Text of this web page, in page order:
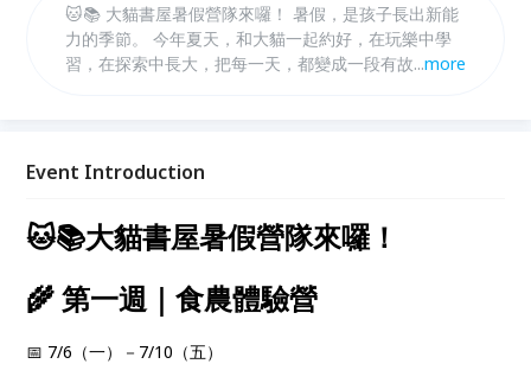
🐱📚 大貓書屋暑假營隊來囉！ 暑假，是孩子長出新能
力的季節。 今年夏天，和大貓一起約好，在玩樂中學
習，在探索中長大，把每一天，都變成一段有故事的冒
隊自由選擇，可依孩子興趣報名！ 可單週參加，彈性
...more
Event Introduction
🐱📚大貓書屋暑假營隊來囉！
🌾 第一週｜食農體驗營
📅 7/6（一）－7/10（五）